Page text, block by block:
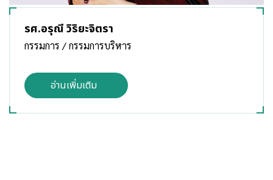
รศ.อรุณี วิริยะจิตรา
กรรมการ / กรรมการบริหาร
อ่านเพิ่มเติม